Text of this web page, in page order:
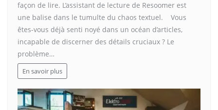
façon de lire. L’assistant de lecture de Resoomer est
une balise dans le tumulte du chaos textuel. Vous
êtes-vous déjà senti noyé dans un océan d’articles,
incapable de discerner des détails cruciaux ? Le
problème…
En savoir plus